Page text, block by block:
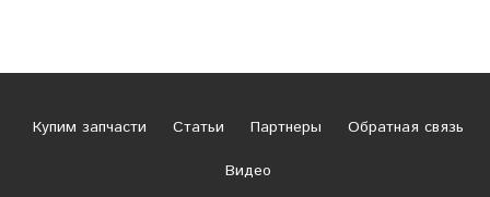
Купим запчасти Статьи Партнеры
Обратная связь
Видео